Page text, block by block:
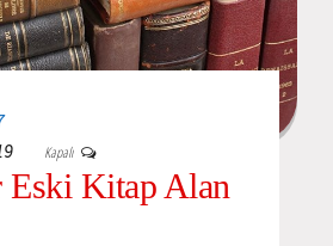
Kapalı
Eski Kitap Alan